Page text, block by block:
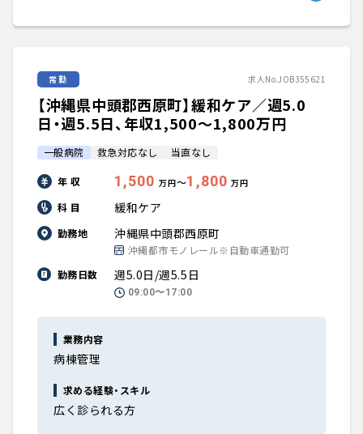
常勤 求人No.JOB355621
【沖縄県中頭郡西原町】緩和ケア／週5.0
日・週5.5日、年収1,500〜1,800万円
一般病院 救急対応なし 当直なし
年 収 1,500 万円〜1,800 万円
科 目 緩和ケア
勤務地 沖縄県中頭郡西原町
沖縄都市モノレール※自動車通勤可
勤務日数
週5.0日/週5.5日
09:00〜17:00
業務内容
病棟管理
求める経験・スキル
広く診られる方